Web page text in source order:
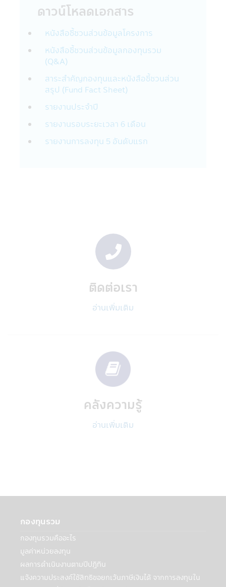
ข้อมูลอื่นๆ เกี่ยวกับท่านให้กับผู้อื่นในรูปแบบ
ต่างๆ ตามที่ระบุไว้ในส่วนนี้ของนโยบายความ
เป็นส่วนตัว
บริษัทฯ อาจจะใช้ข้อมูลส่วนบุคคลหรือข้อมูล
อื่นๆของท่าน ด้วยเหตุผลต่อไปนี้:
กับสมาชิกบริษัทในกลุ่มของ CIMB-Principal
และ Principal Financial Group :
บริษัทฯอาจเปิดเผยข้อมูลส่วนบุคคลของท่านใน
กลุ่มของ CIMB-Principal และ Principal
Financial Group เช่น
• แนะนำสินค้าและบริการทางการเงิน เช่น
ท่าน
งานและการเชื่อมต่อของผลิตภัณฑ์ บริการ และ
การติดต่อสื่อสารของบริษัทในกลุ่ม
• เพื่อจัดการความเสี่ยง เพื่อช่วยตรวจจับและ
ป้องกันการกระทำที่ผิดกฎหมายและการฉ้อโกง
และข้อตกลงของบริษัทฯ
บริษัทฯ อาจจะเปิดเผยข้องมูลส่วนตัวของท่าน
• ผู้ให้บริการภายนอกเหล่านี้อาจเป็นผู้ให้
บริการแก่ท่าน เช่น ให้บริการยืนยันตัวตนของ
• ผู้บริการภายนอกบริษัทฯ เช่น ผู้ให้บริการ
การจัดส่งเอกสาร, ผู้ให้บริการด้านระบบ IT ผู้
ดำเนินการกรอกข้อมูล, โรงพิมพ์, ผู้ตรวจสอบ
รวมถึงผู้เชี่ยวชาญในด้านต่างๆ, การจัดส่ง
กรมสรรพากร, ผู้ควบคุมกฎระเบียบ เช่น
สำนักงานคณะกรรมการหลักทรัพย์และ
ตลาดหลักทรัพย์ (กลต.)
• สถาบันการเงินอื่นๆ ที่บริษัทฯได้ร่วมเป็น
พันธมิตรเพื่อสร้างและเสนอผลิตภัณฑ์หรือ
บริการ: บริษัทฯอาจเปิดเผยข้อมูลส่วนบุคคลกับ
ดาวน์โหลดเอกสาร
หนังสือชี้ชวนส่วนข้อมูลโครงการ
หนังสือชี้ชวนส่วนข้อมูลกองทุนรวม
(Q&A)
สาระสำคัญกองทุนและหนังสือชี้ชวนส่วน
สรุป (Fund Fact Sheet)
รายงานประจำปี
รายงานรอบระยะเวลา 6 เดือน
รายงานการลงทุน 5 อันดับแรก
ติดต่อเรา
อ่านเพิ่มเติม
คลังความรู้
อ่านเพิ่มเติม
กองทุนรวม
กองทุนรวมคืออะไร
มูลค่าหน่วยลงทุน
ผลการดำเนินงานตามปีปฏิทิน
แจ้งความประสงค์ใช้สิทธิขอยกเว้นภาษีเงินได้ จากการลงทุนใน